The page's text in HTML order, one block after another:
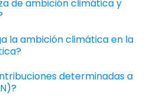
de ambición climática y
la ambición climática en la
determinadas a